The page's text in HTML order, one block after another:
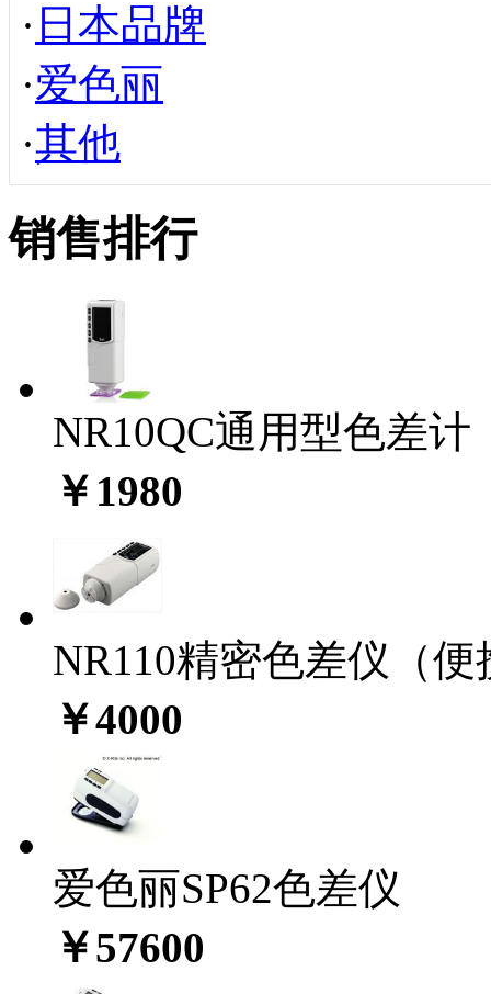
· 日本品牌
·爱色丽
·其他
销售排行
NR10QC通用型色差计
￥1980
NR110精密色差仪（
￥4000
爱色丽SP62色差仪
￥57600